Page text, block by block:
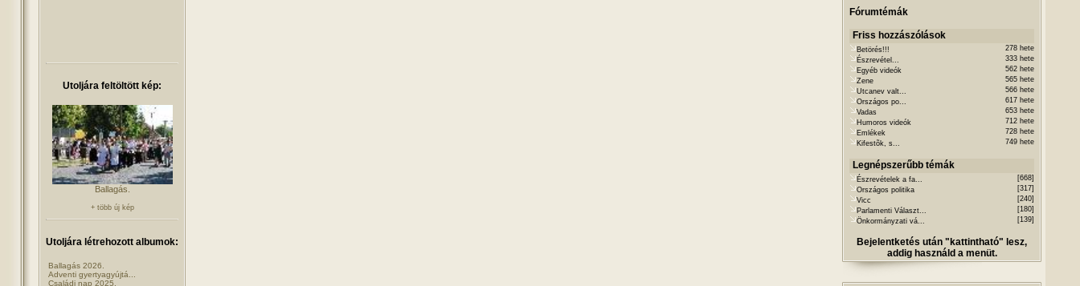
Utoljára feltöltött kép:
Ballagás.
+ több új kép
Utoljára létrehozott albumok:
Ballagás 2026.
Adventi gyertyagyújtá...
Családi nap 2025.
Fórumtémák
Friss hozzászólások
Betörés!!!
278 hete
Észrevétel...
333 hete
Egyéb videók
562 hete
Zene
565 hete
Utcanev valt...
566 hete
Országos po...
617 hete
Vadas
653 hete
Humoros videók
712 hete
Emlékek
728 hete
Kifestõk, s...
749 hete
Legnépszerűbb témák
Észrevételek a fa...
[668]
Országos politika
[317]
Vicc
[240]
Parlamenti Választ...
[180]
Önkormányzati vá...
[139]
Bejelentketés után "kattintható" lesz,
addig használd a menüt.